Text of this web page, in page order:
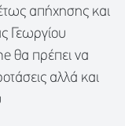
απήχησης και
Γεωργίου
θα πρέπει να
αλλά και